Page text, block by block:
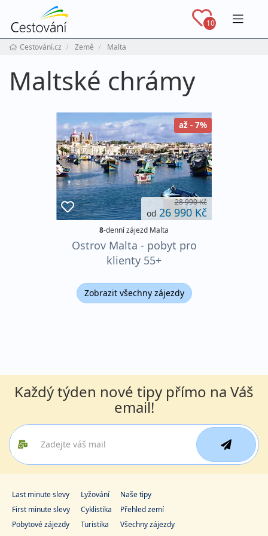
10
Cestování.cz Země Malta
Maltské chrámy
až - 7%
28 990 Kč
od 26 990 Kč
8-denní zájezd Malta
Ostrov Malta - pobyt pro
klienty 55+
Zobrazit všechny zájezdy
Každý týden nové tipy přímo na Váš
email!
Last minute slevy
First minute slevy
Pobytové zájezdy
Lyžování
Cyklistika
Turistika
Naše tipy
Přehled zemí
Všechny zájezdy